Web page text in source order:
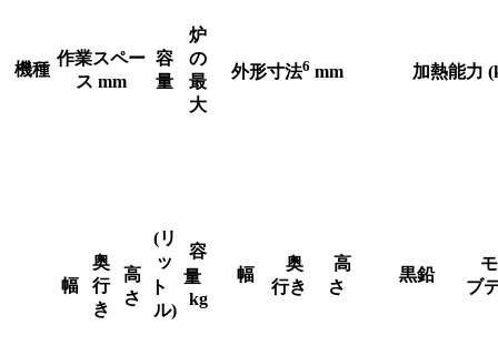
機種
作業スペー
ス mm
容
量
炉
の
最
大
外形寸法6 mm 加熱能力
幅
奥
行
き
高
さ
(リ
ッ
ト
ル)
容
量
kg
幅
奥
行き
高
さ
黒鉛
ブ